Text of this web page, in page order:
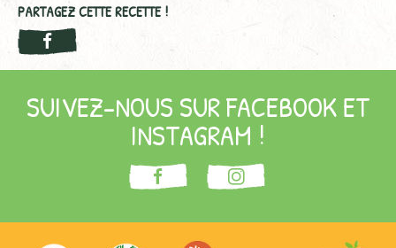
PARTAGEZ CETTE RECETTE !
SUIVEZ-NOUS SUR FACEBOOK ET
INSTAGRAM !